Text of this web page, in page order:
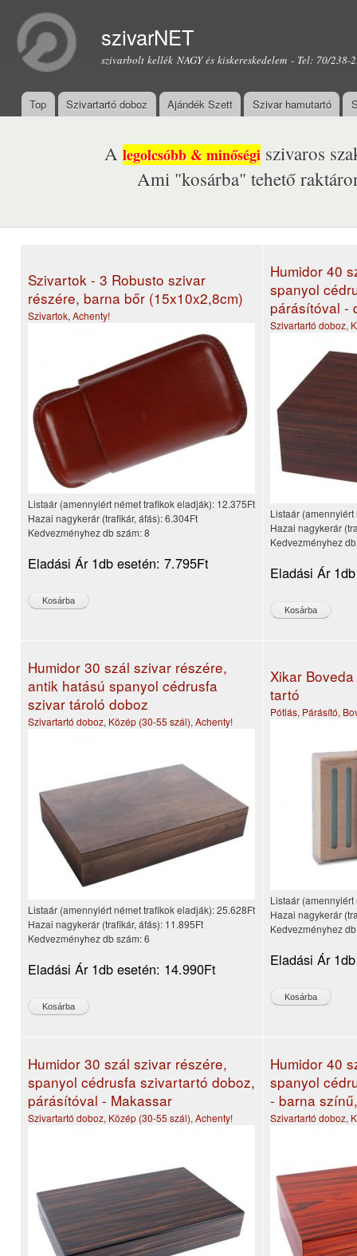
szivarNET
szivarbolt kellék NAGY és kiskereskedelem - Tel: 70/238-
Főmenü
Top Szivartartó doboz Ajándék Szett Szivar hamutartó
A legolcsóbb & minőségi szivaros
Ami "kosárba" tehető
Szivartok - 3 Robusto szivar
részére, barna bőr (15x10x2,8cm)
Szivartok, Achenty!
Listaár (amennyiért német trafikok eladják): 12.375Ft
Hazai nagykerár (trafikár, áfás):6.304Ft
Kedvezményhez db szám:8
Eladási Ár 1db esetén: 7.795Ft
Humidor 40
spanyol
párásítóval -
Szivartartó doboz,
Listaár
Hazai nagykerár
Kedvezményhez
Eladási Ár
Humidor 30 szál szivar részére,
antik hatású spanyol cédrusfa
szivar tároló doboz
Szivartartó doboz, Közép (30-55 szál), Achenty!
Listaár (amennyiért német trafikok eladják):25.628Ft
Hazai nagykerár (trafikár, áfás): 11.895Ft
Kedvezményhez db szám:6
Eladási Ár 1db esetén: 14.990Ft
Xikar
tartó
Pótlás, Párásító,
Listaár
Hazai nagykerár
Kedvezményhez
Eladási Ár
Humidor 30 szál szivar részére,
spanyol cédrusfa szivartartó doboz,
párásítóval - Makassar
Szivartartó doboz, Közép (30-55 szál), Achenty!
Humidor 40
spanyol
- barna
Szivartartó doboz,